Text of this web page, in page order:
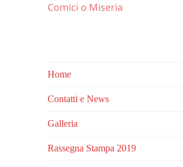
Comici o Miseria
Home
Contatti e News
Galleria
Rassegna Stampa 2019